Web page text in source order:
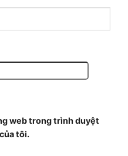
web trong trình duyệt
tôi.